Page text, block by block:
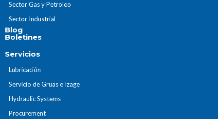
Sector Gas y Petroleo
Sector Industrial
Blog
Boletines
Servicios
Lubricación
Servicio de Gruas e Izage
Hydraulic Systems
Procurement